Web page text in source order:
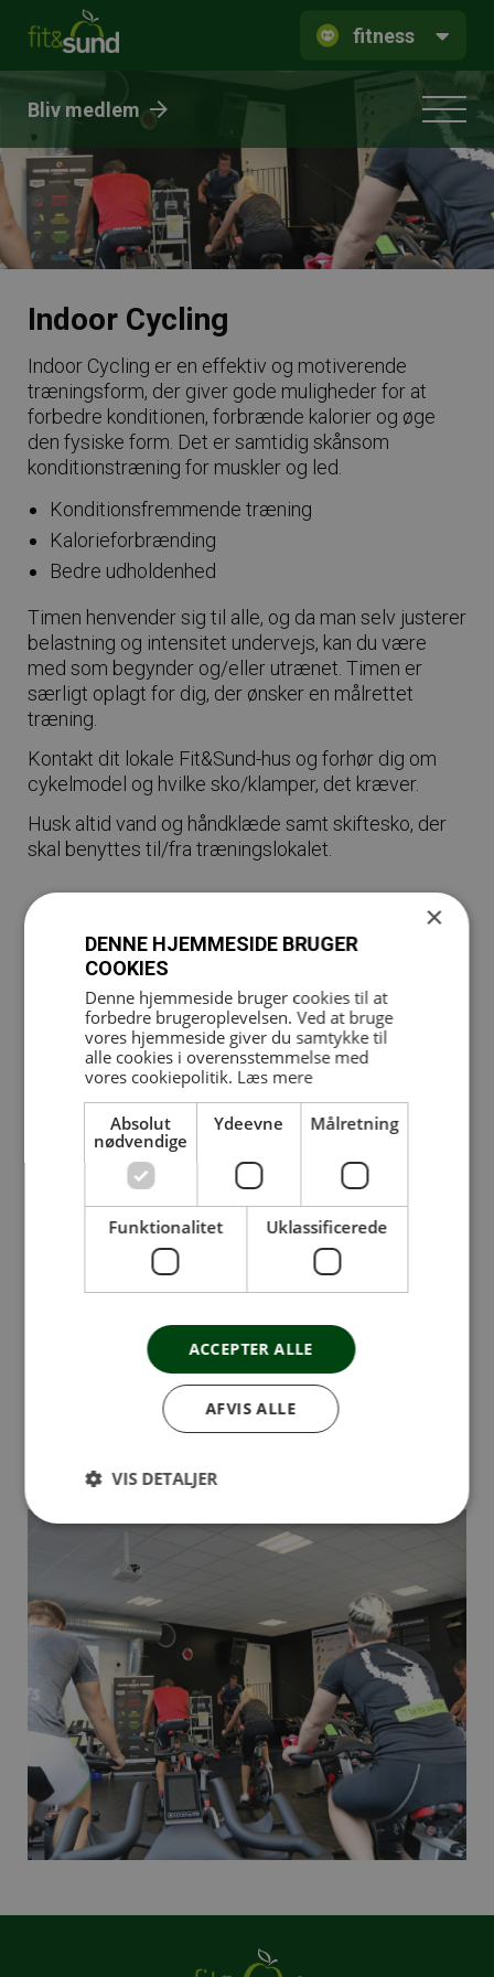
fitness
Bliv medlem
Indoor Cycling
Indoor Cycling er en effektiv og motiverende
træningsform, der giver gode muligheder for at
forbedre konditionen, forbrænde kalorier og øge
den fysiske form. Det er samtidig skånsom
konditionstræning for muskler og led.
Konditionsfremmende træning
Kalorieforbrænding
Bedre udholdenhed
Timen henvender sig til alle, og da man selv justerer
belastning og intensitet undervejs, kan du være
med som begynder og/eller utrænet. Timen er
særligt oplagt for dig, der ønsker en målrettet
træning.
Kontakt dit lokale Fit&Sund-hus og forhør dig om
cykelmodel og hvilke sko/klamper, det kræver.
Husk altid vand og håndklæde samt skiftesko, der
skal benyttes til/fra træningslokalet.
Indoor Cycling finder du i følgende Fit&Sund
Faxe
Haslev
Horsens/Dagnæs
Horsens/Nord
Middelfart / Odensevej
Skanderborg
×
DENNE HJEMMESIDE BRUGER
COOKIES
Denne hjemmeside bruger cookies til at
forbedre brugeroplevelsen. Ved at bruge
vores hjemmeside giver du samtykke til
alle cookies i overensstemmelse med
vores cookiepolitik. Læs mere
Absolut
nødvendige
Ydeevne Målretning
Funktionalitet Uklassificerede
ACCEPTER ALLE
AFVIS ALLE
VIS DETALJER